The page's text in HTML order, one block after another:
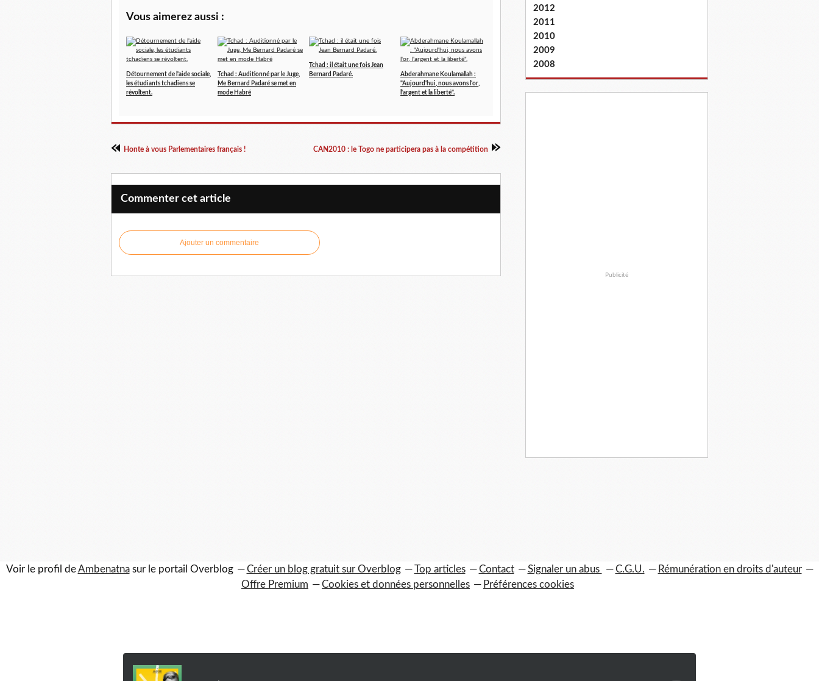
Vous aimerez aussi :
Détournement de l'aide sociale,
les étudiants tchadiens se
révoltent.
Tchad : Auditionné par le Juge,
Me Bernard Padaré se met en
mode Habré
Tchad : il était une fois Jean
Bernard Padaré.
Abderahmane Koulamallah :
"Aujourd'hui, nous avons l'or,
l'argent et la liberté".
Honte à vous Parlementaires français ! CAN2010 : le Togo ne participera pas à la compétition
Commenter cet article
Ajouter un commentaire
2012
2011
2010
2009
2008
Publicité
Voir le profil deAmbenatnasur le portail Overblog Créer un blog gratuit sur Overblog Top articles Contact Signaler un abus C.G.U.
Rémunération en droits d'auteur
Offre Premium
Cookies et données personnelles Préférences cookies